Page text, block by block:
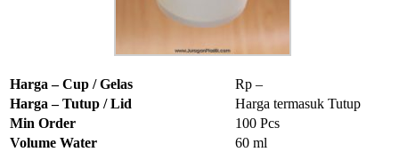
Harga – Cup / Gelas
Rp –
Harga – Tutup / Lid
Harga termasuk Tutup
Min Order
100 Pcs
Volume Water
60 ml